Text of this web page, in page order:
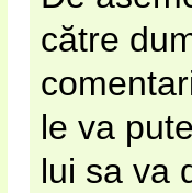
către
le va
lui sa va